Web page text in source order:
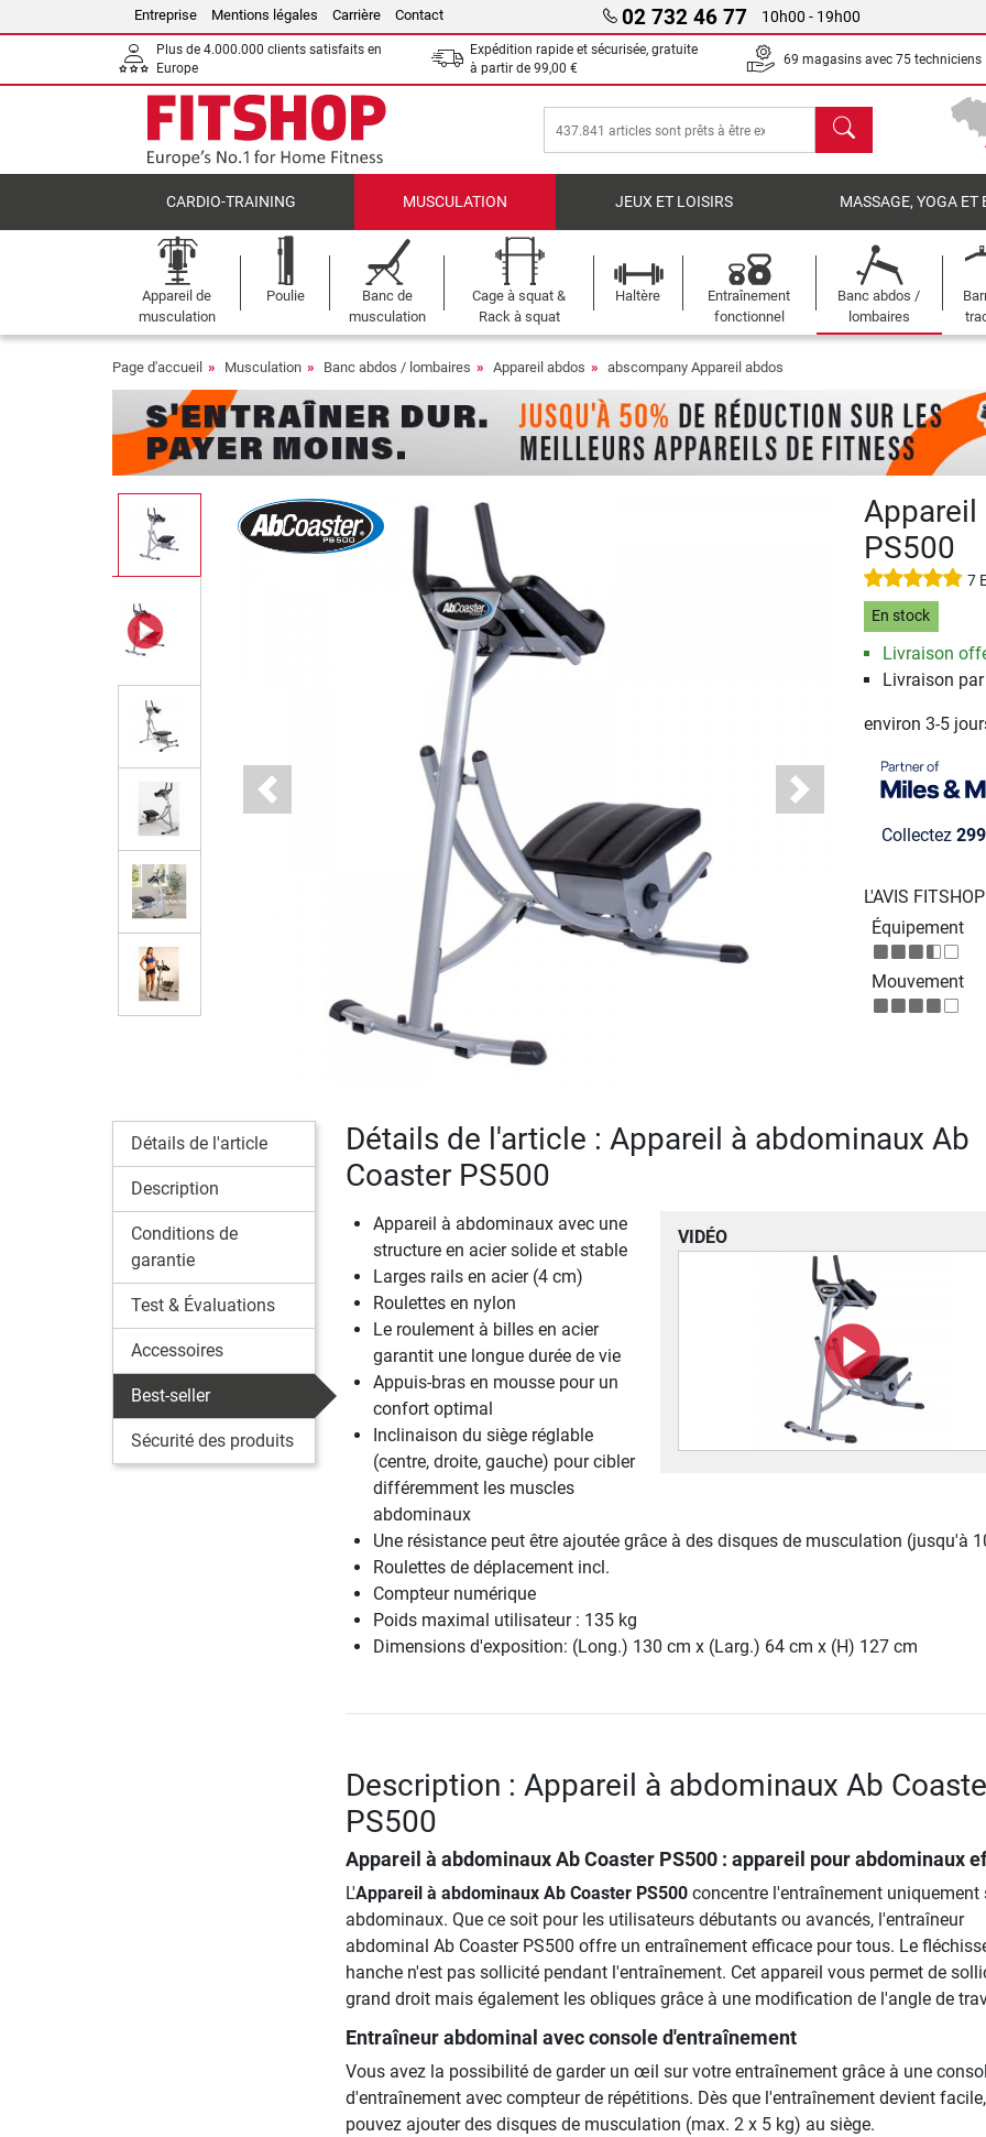
Entreprise Mentions légales Carrière Contact 02 732 46 77 10h00 - 19h00
Plus de 4.000.000 clients satisfaits en
Europe
Expédition rapide et sécurisée, gratuite
à partir de 99,00 €
69 magasins avec 75 techniciens
chercher
CARDIO-TRAINING MUSCULATION JEUX ET LOISIRS MASSAGE, YOGA ET
Appareil de
musculation
Poulie
Banc de
musculation
Cage à squat &
Rack à squat
Haltère
Entraînement
fonctionnel
Banc abdos /
lombaires
Page d'accueil Musculation Banc abdos / lombaires Appareil abdos abscompany Appareil abdos
Previous Next
Appareil
PS500
7
En stock
Livraison
Livraison par
environ 3-5
Collectez 299
L'AVIS
Équipement
Mouvement
Détails de l'article
Description
Conditions de
garantie
Test & Évaluations
Accessoires
Best-seller
Sécurité des produits
Détails de l'article : Appareil à abdominaux Ab
Coaster PS500
VIDÉO
Appareil à abdominaux avec une
structure en acier solide et stable
Larges rails en acier (4 cm)
Roulettes en nylon
Le roulement à billes en acier
garantit une longue durée de vie
Appuis-bras en mousse pour un
confort optimal
Inclinaison du siège réglable
(centre, droite, gauche) pour cibler
différemment les muscles
abdominaux
Une résistance peut être ajoutée grâce à des disques de musculation (jusqu'à
Roulettes de déplacement incl.
Compteur numérique
Poids maximal utilisateur : 135 kg
Dimensions d'exposition: (Long.) 130 cm x (Larg.) 64 cm x (H) 127 cm
Description : Appareil à abdominaux Ab
PS500
Appareil à abdominaux Ab Coaster PS500: appareil pour abdominaux
L'Appareil à abdominaux Ab Coaster PS500concentre l'entraînement uniquement
abdominaux. Que ce soit pour les utilisateurs débutants ou avancés, l'entraîneur
abdominal Ab Coaster PS500 offre un entraînement efficace pour tous. Le
hanche n'est pas sollicité pendant l'entraînement. Cet appareil vous permet de
grand droit mais également les obliques grâce à une modification de l'angle de
Entraîneur abdominal avec console d'entraînement
Vous avez la possibilité de garder un œil sur votre entraînement grâce à une
d'entraînement avec compteur de répétitions. Dès que l'entraînement devient
pouvez ajouter des disques de musculation (max. 2 x 5 kg) au siège.